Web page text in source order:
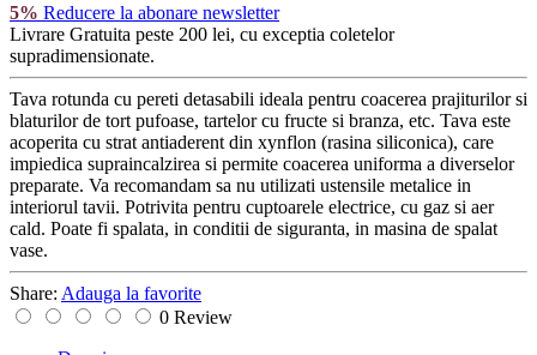
5% Reducere la abonare newsletter
Livrare Gratuita peste 200 lei, cu exceptia coletelor
supradimensionate.
Tava rotunda cu pereti detasabili ideala pentru coacerea prajiturilor si
blaturilor de tort pufoase, tartelor cu fructe si branza, etc. Tava este
acoperita cu strat antiaderent din xynflon (rasina siliconica), care
impiedica supraincalzirea si permite coacerea uniforma a diverselor
preparate. Va recomandam sa nu utilizati ustensile metalice in
interiorul tavii. Potrivita pentru cuptoarele electrice, cu gaz si aer
cald. Poate fi spalata, in conditii de siguranta, in masina de spalat
vase.
Share: Adauga la favorite
0 Review